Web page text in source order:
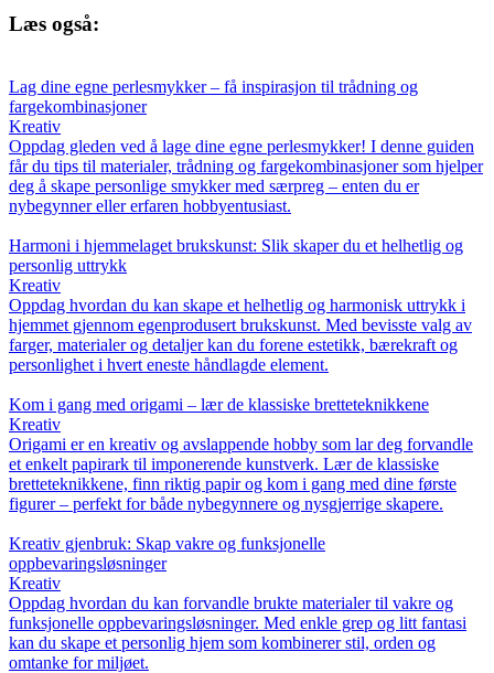
Læs også:
Lag dine egne perlesmykker – få inspirasjon til trådning og
fargekombinasjoner
Kreativ
Oppdag gleden ved å lage dine egne perlesmykker! I denne guiden
får du tips til materialer, trådning og fargekombinasjoner som hjelper
deg å skape personlige smykker med særpreg – enten du er
nybegynner eller erfaren hobbyentusiast.
Harmoni i hjemmelaget brukskunst: Slik skaper du et helhetlig og
personlig uttrykk
Kreativ
Oppdag hvordan du kan skape et helhetlig og harmonisk uttrykk i
hjemmet gjennom egenprodusert brukskunst. Med bevisste valg av
farger, materialer og detaljer kan du forene estetikk, bærekraft og
personlighet i hvert eneste håndlagde element.
Kom i gang med origami – lær de klassiske bretteteknikkene
Kreativ
Origami er en kreativ og avslappende hobby som lar deg forvandle
et enkelt papirark til imponerende kunstverk. Lær de klassiske
bretteteknikkene, finn riktig papir og kom i gang med dine første
figurer – perfekt for både nybegynnere og nysgjerrige skapere.
Kreativ gjenbruk: Skap vakre og funksjonelle
oppbevaringsløsninger
Kreativ
Oppdag hvordan du kan forvandle brukte materialer til vakre og
funksjonelle oppbevaringsløsninger. Med enkle grep og litt fantasi
kan du skape et personlig hjem som kombinerer stil, orden og
omtanke for miljøet.